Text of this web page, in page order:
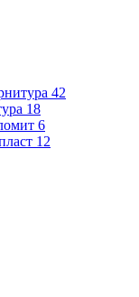
42
18
6
12